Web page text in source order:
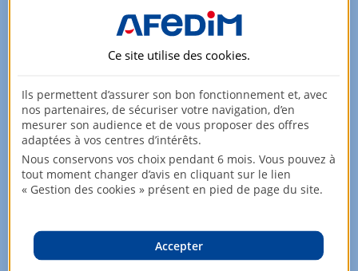
Logements disponibles
Pièces
Surface
Appartement 1 pièce
26,9m²
Rez-de-jardin
151 900,00 EUR
Ce site utilise des cookies.
Ils permettent d’assurer son bon fonctionnement et, avec
nos partenaires, de sécuriser votre navigation, d’en
mesurer son audience et de vous proposer des offres
adaptées à vos centres d’intérêts.
Nous conservons vos choix pendant 6 mois. Vous pouvez à
tout moment changer d’avis en cliquant sur le lien
« Gestion des cookies » présent en pied de page du site.
Accepter